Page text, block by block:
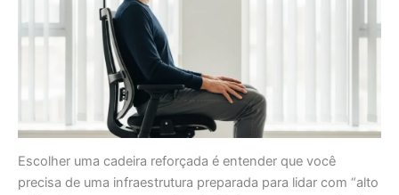
Escolher uma cadeira reforçada é entender que você
precisa de uma infraestrutura preparada para lidar com “alto